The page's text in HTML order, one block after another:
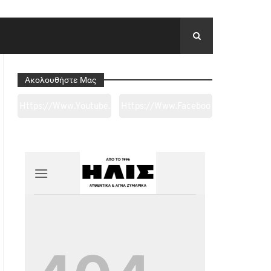
Ακολουθήστε Μας
2ge3sheyTkgpAkeBan
Ref=pages_you_mana